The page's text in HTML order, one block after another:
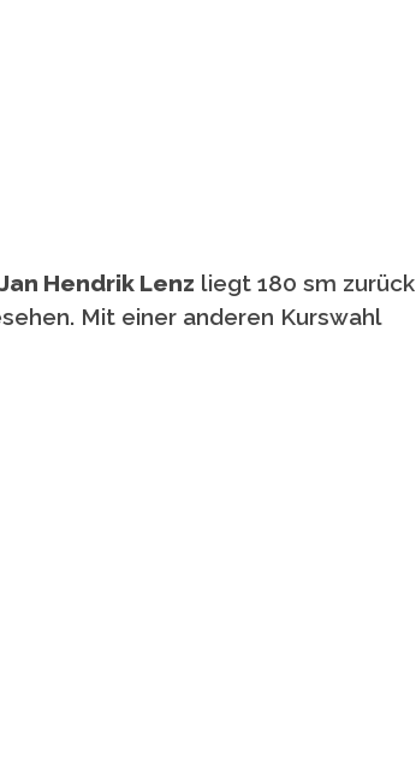
Jan Hendrik Lenz liegt 180 sm zurück
Mit einer anderen Kurswahl